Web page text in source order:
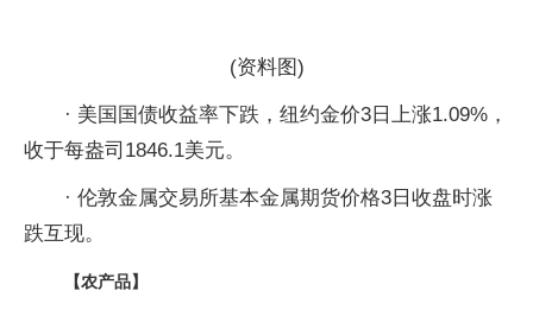
(资料图)
· 美国国债收益率下跌，纽约金价3日上涨1.09%，
收于每盎司1846.1美元。
· 伦敦金属交易所基本金属期货价格3日收盘时涨
跌互现。
【农产品】